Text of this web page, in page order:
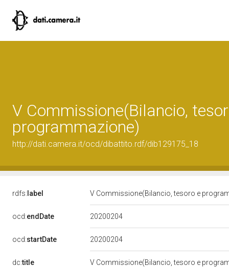
V Commissione(Bilancio,
programmazione)
http://dati.camera.it/ocd/dibattito.rdf/dib129175_18
rdfs: label V Commissione(Bilancio, tesoro e
ocd:endDate 20200204
ocd:startDate 20200204
dc:title V Commissione(Bilancio, tesoro e